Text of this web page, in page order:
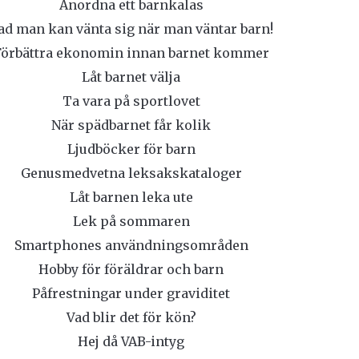
Anordna ett barnkalas
man kan vänta sig när man väntar barn!
ekonomin innan barnet kommer
Låt barnet välja
Ta vara på sportlovet
När spädbarnet får kolik
Ljudböcker för barn
Genusmedvetna leksakskataloger
Låt barnen leka ute
Lek på sommaren
Smartphones användningsområden
Hobby för föräldrar och barn
Påfrestningar under graviditet
Vad blir det för kön?
Hej då VAB-intyg